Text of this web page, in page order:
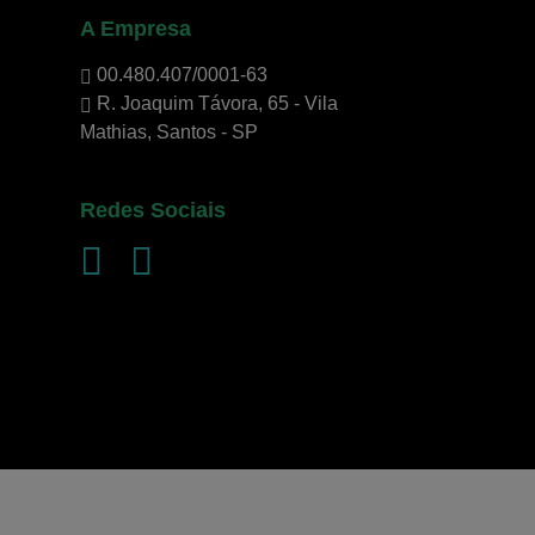
A Empresa
00.480.407/0001-63
R. Joaquim Távora, 65 - Vila
Mathias, Santos - SP
Redes Sociais